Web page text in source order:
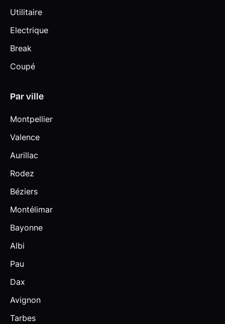
Utilitaire
Electrique
Break
Coupé
Par ville
Montpellier
Valence
Aurillac
Rodez
Béziers
Montélimar
Bayonne
Albi
Pau
Dax
Avignon
Tarbes